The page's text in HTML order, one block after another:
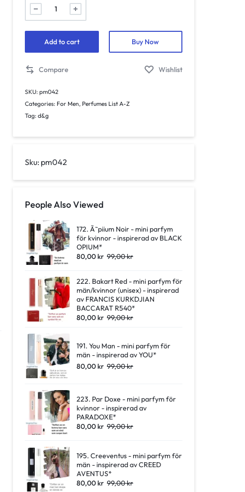
042.
&Homme
parfym
för
män
-
inspirerad
av
quantity
Add to cart Buy Now
Compare Wishlist
SKU: pm042
Categories: For Men, Perfumes List A-Z
Tag: d&g
Sku: pm042
People Also Viewed
172. Ã˜piium Noir - mini parfym
för kvinnor - inspirerad av BLACK
OPIUM*
80,00kr 99,00kr
222. Bakart Red - mini parfym för
män/kvinnor (unisex) - inspirerad
av FRANCIS KURKDJIAN
BACCARAT R540*
80,00kr 99,00kr
191. You Man - mini parfym för
män - inspirerad av YOU*
80,00kr 99,00kr
223. Par Doxe - mini parfym för
kvinnor - inspirerad av
PARADOXE*
80,00kr 99,00kr
195. Creeventus - mini parfym för
män - inspirerad av CREED
AVENTUS*
80,00kr 99,00kr